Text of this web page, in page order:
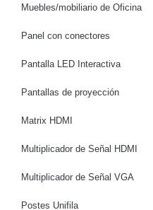
Muebles/mobiliario de Oficina
Panel con conectores
Pantalla LED Interactiva
Pantallas de proyección
Matrix HDMI
Multiplicador de Señal HDMI
Multiplicador de Señal VGA
Postes Unifila